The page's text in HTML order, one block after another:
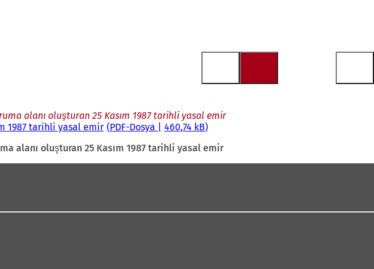
alanı oluşturan 25 Kasım 1987 tarihli yasal emir
1987 tarihli yasal emir PDF-Dosya 460,74 kB
alanı oluşturan 25 Kasım 1987 tarihli yasal emir